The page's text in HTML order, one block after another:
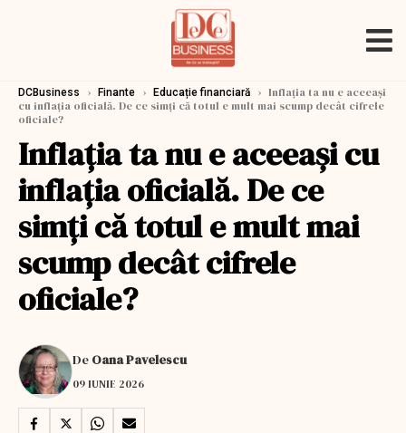
DCBusiness › Finante › Educație financiară › Inflația ta nu e aceeași
cu inflația oficială. De ce simți că totul e mult mai scump decât cifrele
oficiale?
Inflația ta nu e aceeași cu
inflația oficială. De ce
simți că totul e mult mai
scump decât cifrele
oficiale?
De Oana Pavelescu
09 IUNIE 2026